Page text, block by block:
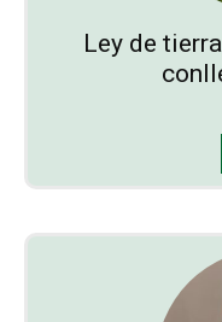
Ley de